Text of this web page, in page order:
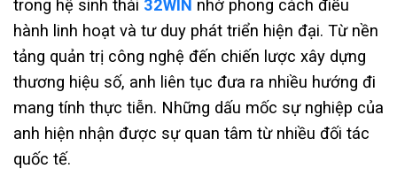
trong hệ sinh thái 32WIN nhờ phong cách điều
hành linh hoạt và tư duy phát triển hiện đại. Từ nền
tảng quản trị công nghệ đến chiến lược xây dựng
thương hiệu số, anh liên tục đưa ra nhiều hướng đi
mang tính thực tiễn. Những dấu mốc sự nghiệp của
anh hiện nhận được sự quan tâm từ nhiều đối tác
quốc tế.